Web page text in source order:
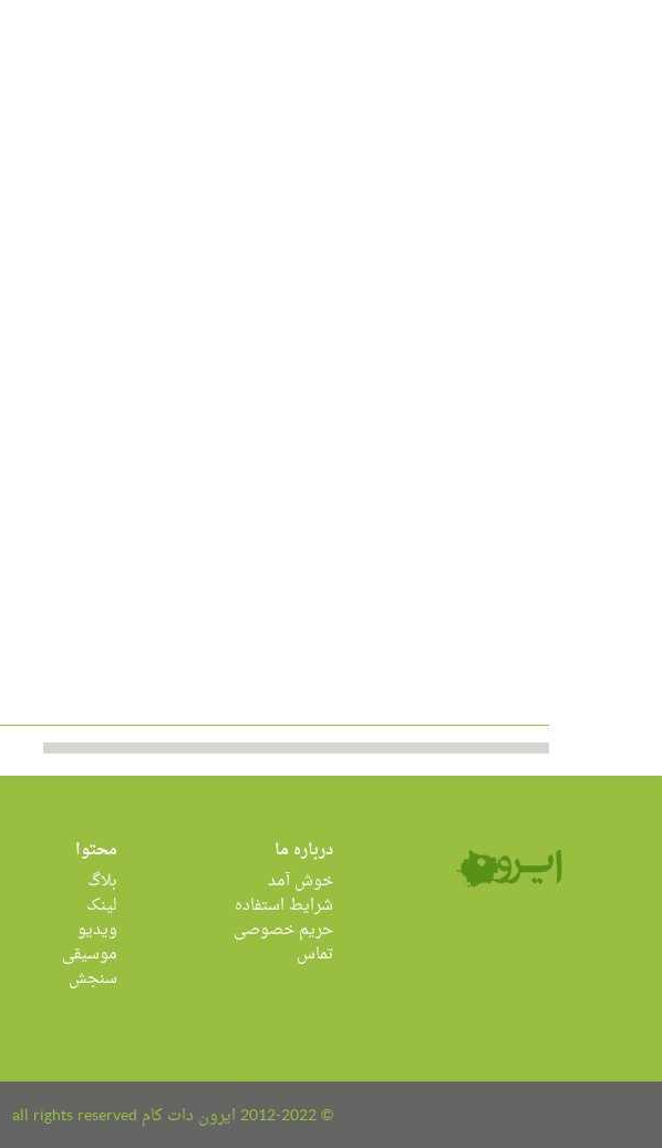
درباره ما
خوش آمد
شرایط استفاده
حریم خصوصی
تماس
محتوا
بلاگ
لینک
ویدیو
موسیقی
سنجش
© 2012-2022 ایرون دات کام all rights reserved